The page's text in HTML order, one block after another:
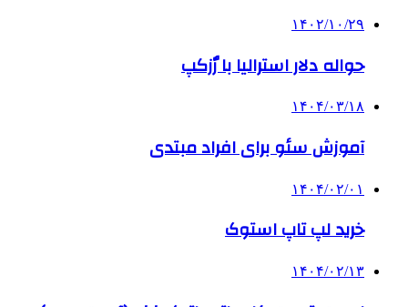
۱۴۰۲/۱۰/۲۹
حواله دلار استرالیا با رٌزکپ
۱۴۰۴/۰۳/۱۸
آموزش سئو برای افراد مبتدی
۱۴۰۴/۰۲/۰۱
خرید لپ تاپ استوک
۱۴۰۴/۰۲/۱۳